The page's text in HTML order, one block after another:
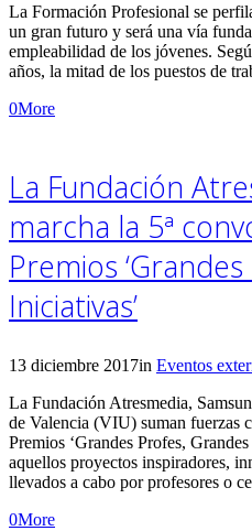
La Formación Profesional se
un gran futuro y será una vía
empleabilidad de los jóvenes.
años, la mitad de los puestos de
0More
La Fundación
marcha la 5ª
Premios
Iniciativas’
13 diciembre 2017in Eventos
La Fundación Atresmedia,
de Valencia (VIU) suman fuerzas
Premios ‘Grandes Profes,
aquellos proyectos inspiradores,
llevados a cabo por profesores o
0More